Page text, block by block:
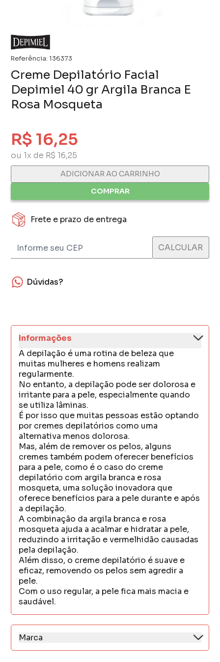
Referência: 136373
Creme Depilatório Facial
Depimiel 40 gr Argila Branca E
Rosa Mosqueta
R$ 16,25
ou 1x de R$ 16,25
ADICIONAR AO CARRINHO
COMPRAR
Frete e prazo de entrega
Dúvidas?
Informações
A depilação é uma rotina de beleza que
muitas mulheres e homens realizam
regularmente.
No entanto, a depilação pode ser dolorosa e
irritante para a pele, especialmente quando
se utiliza lâminas.
É por isso que muitas pessoas estão optando
por cremes depilatórios como uma
alternativa menos dolorosa.
Mas, além de remover os pelos, alguns
cremes também podem oferecer benefícios
para a pele, como é o caso do creme
depilatório com argila branca e rosa
mosqueta, uma solução inovadora que
oferece benefícios para a pele durante e após
a depilação.
A combinação da argila branca e rosa
mosqueta ajuda a acalmar e hidratar a pele,
reduzindo a irritação e vermelhidão causadas
pela depilação.
Além disso, o creme depilatório é suave e
eficaz, removendo os pelos sem agredir a
pele.
Com o uso regular, a pele fica mais macia e
saudável.
Marca
Com mais de 25 anos de experiência, a